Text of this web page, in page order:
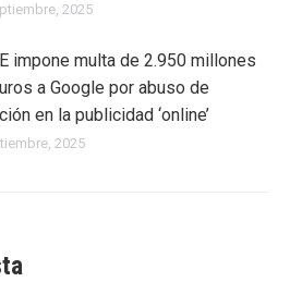
2025
impone multa de 2.950 millones
a Google por abuso de
en la publicidad ‘online’
2025